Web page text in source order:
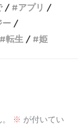
アプリ
ー
転生 姫
※ が付いてい